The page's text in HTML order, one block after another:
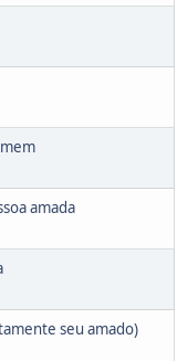
amada
seu amado)